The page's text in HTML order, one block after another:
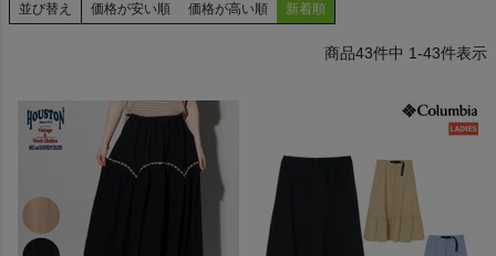
ヨガ
キャンプ・フェス
並び替え 価格が安い順 価格が高い順 新着順
43件中 1-43件表示